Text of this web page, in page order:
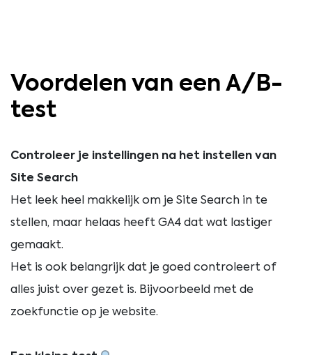
Voordelen van een A/B-
test
Controleer je instellingen na het instellen van
Site Search
Het leek heel makkelijk om je Site Search in te
stellen, maar helaas heeft GA4 dat wat lastiger
gemaakt.
Het is ook belangrijk dat je goed controleert of
alles juist over gezet is. Bijvoorbeeld met de
zoekfunctie op je website.